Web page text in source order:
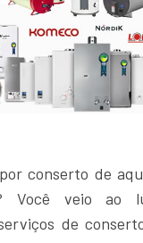
conserto de
Você veio ao
de